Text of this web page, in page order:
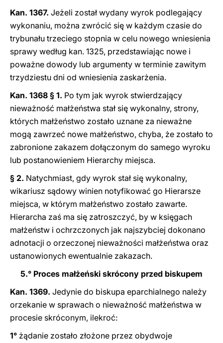
Kan. 1367. Jeżeli został wydany wyrok podlegający
wykonaniu, można zwrócić się w każdym czasie do
trybunału trzeciego stopnia w celu nowego wniesienia
sprawy według kan. 1325, przedstawiając nowe i
poważne dowody lub argumenty w terminie zawitym
trzydziestu dni od wniesienia zaskarżenia.
Kan. 1368 § 1. Po tym jak wyrok stwierdzający
nieważność małżeństwa stał się wykonalny, strony,
których małżeństwo zostało uznane za nieważne
mogą zawrzeć nowe małżeństwo, chyba, że zostało to
zabronione zakazem dołączonym do samego wyroku
lub postanowieniem Hierarchy miejsca.
§ 2. Natychmiast, gdy wyrok stał się wykonalny,
wikariusz sądowy winien notyfikować go Hierarsze
miejsca, w którym małżeństwo zostało zawarte.
Hierarcha zaś ma się zatroszczyć, by w księgach
małżeństw i ochrzczonych jak najszybciej dokonano
adnotacji o orzeczonej nieważności małżeństwa oraz
ustanowionych ewentualnie zakazach.
5.° Proces małżeński skrócony przed biskupem
Kan. 1369. Jedynie do biskupa eparchialnego należy
orzekanie w sprawach o nieważność małżeństwa w
procesie skróconym, ilekroć:
1° żądanie zostało złożone przez obydwoje